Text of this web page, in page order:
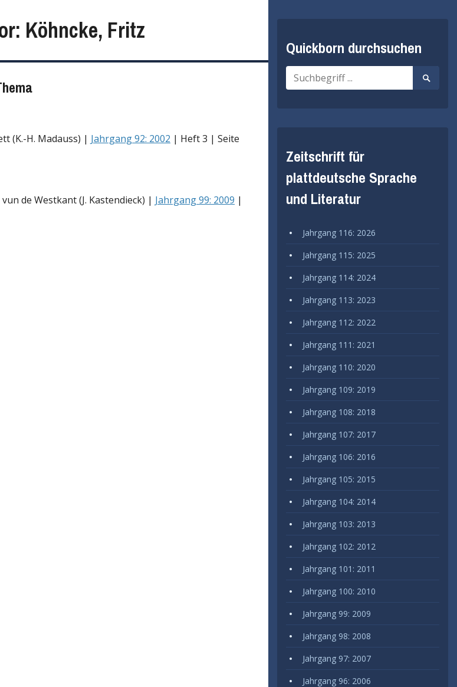
Köhncke, Fritz
(K.-H. Madauss) | Jahrgang 92: 2002 | Heft 3 | Seite
de Westkant (J. Kastendieck) | Jahrgang 99: 2009 |
Quickborn durchsuchen
Suche
nach:
Suche
starten
Zeitschrift für
plattdeutsche Sprache
und Literatur
Jahrgang 116: 2026
Jahrgang 115: 2025
Jahrgang 114: 2024
Jahrgang 113: 2023
Jahrgang 112: 2022
Jahrgang 111: 2021
Jahrgang 110: 2020
Jahrgang 109: 2019
Jahrgang 108: 2018
Jahrgang 107: 2017
Jahrgang 106: 2016
Jahrgang 105: 2015
Jahrgang 104: 2014
Jahrgang 103: 2013
Jahrgang 102: 2012
Jahrgang 101: 2011
Jahrgang 100: 2010
Jahrgang 99: 2009
Jahrgang 98: 2008
Jahrgang 97: 2007
Jahrgang 96: 2006